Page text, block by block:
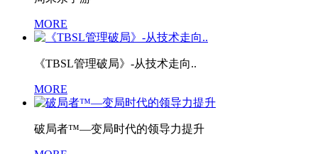
MORE
《TBSL管理破局》-从技术走向..
MORE
破局者™—变局时代的领导力提升